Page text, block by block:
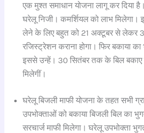
एक मुश्त समाधान योजना लागू कर दिया
घरेलू निजी। कमर्शियल को लाभ मिलेगा।
लेने के लिए बहुत को 21 अक्टूबर से लेकर
रजिस्ट्रेशन कराना होगा। फिर बकाया का
इससे उन्हें। 30 सितंबर तक के बिल बकाए
मिलेगीं।
घरेलू बिजली माफी योजना के तहत सभी
उपभोक्ताओं को बकाया बिजली बिल का
सरचार्ज माफी मिलेगा। घरेलू उपभोक्ता